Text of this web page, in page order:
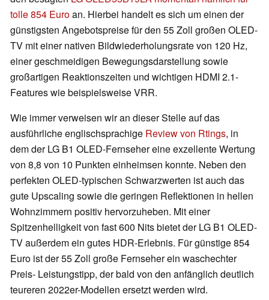
tolle 854 Euroan. Hierbei handelt es sich um einen der
günstigsten Angebotspreise für den 55 Zoll großen OLED-
TV mit einer nativen Bildwiederholungsrate von 120 Hz,
einer geschmeidigen Bewegungsdarstellung sowie
großartigen Reaktionszeiten und wichtigen HDMI 2.1-
Features wie beispielsweise VRR.
Wie immer verweisen wir an dieser Stelle auf das
ausführliche englischsprachige Review von Rtings, in
dem der LG B1 OLED-Fernseher eine exzellente Wertung
von 8,8 von 10 Punkten einheimsen konnte. Neben den
perfekten OLED-typischen Schwarzwerten ist auch das
gute Upscaling sowie die geringen Reflektionen in hellen
Wohnzimmern positiv hervorzuheben. Mit einer
Spitzenhelligkeit von fast 600 Nits bietet der LG B1 OLED-
TV außerdem ein gutes HDR-Erlebnis. Für günstige 854
Euro ist der 55 Zoll große Fernseher ein waschechter
Preis- Leistungstipp, der bald von den anfänglich deutlich
teureren 2022er-Modellen ersetzt werden wird.